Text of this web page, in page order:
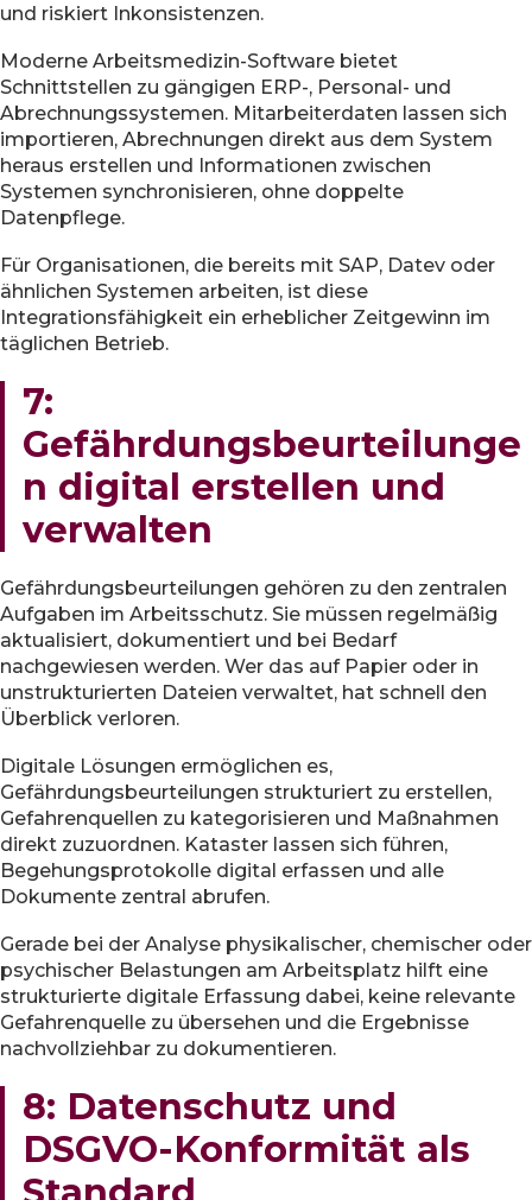
und riskiert Inkonsistenzen.
Moderne Arbeitsmedizin-Software bietet
Schnittstellen zu gängigen ERP-, Personal- und
Abrechnungssystemen. Mitarbeiterdaten lassen sich
importieren, Abrechnungen direkt aus dem System
heraus erstellen und Informationen zwischen
Systemen synchronisieren, ohne doppelte
Datenpflege.
Für Organisationen, die bereits mit SAP, Datev oder
ähnlichen Systemen arbeiten, ist diese
Integrationsfähigkeit ein erheblicher Zeitgewinn im
täglichen Betrieb.
7:
Gefährdungsbeurteilunge
n digital erstellen und
verwalten
Gefährdungsbeurteilungen gehören zu den zentralen
Aufgaben im Arbeitsschutz. Sie müssen regelmäßig
aktualisiert, dokumentiert und bei Bedarf
nachgewiesen werden. Wer das auf Papier oder in
unstrukturierten Dateien verwaltet, hat schnell den
Überblick verloren.
Digitale Lösungen ermöglichen es,
Gefährdungsbeurteilungen strukturiert zu erstellen,
Gefahrenquellen zu kategorisieren und Maßnahmen
direkt zuzuordnen. Kataster lassen sich führen,
Begehungsprotokolle digital erfassen und alle
Dokumente zentral abrufen.
Gerade bei der Analyse physikalischer, chemischer oder
psychischer Belastungen am Arbeitsplatz hilft eine
strukturierte digitale Erfassung dabei, keine relevante
Gefahrenquelle zu übersehen und die Ergebnisse
nachvollziehbar zu dokumentieren.
8: Datenschutz und
DSGVO-Konformität als